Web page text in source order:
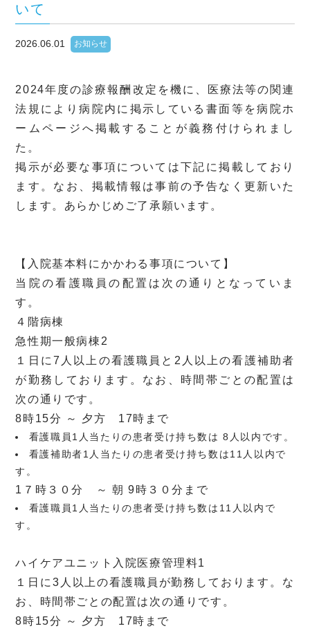
いて
2026.06.01 お知らせ
2024年度の診療報酬改定を機に、医療法等の関連
法規により病院内に掲示している書面等を病院ホ
ームページへ掲載することが義務付けられまし
た。
掲示が必要な事項については下記に掲載しており
ます。なお、掲載情報は事前の予告なく更新いた
します。あらかじめご了承願います。
【入院基本料にかかわる事項について】
当院の看護職員の配置は次の通りとなっていま
す。
４階病棟
急性期一般病棟2
１日に7人以上の看護職員と2人以上の看護補助者
が勤務しております。なお、時間帯ごとの配置は
次の通りです。
8時15分 ～ 夕方 17時まで
看護職員1人当たりの患者受け持ち数は 8人以内です。
看護補助者1人当たりの患者受け持ち数は11人以内で
す。
1７時３０分 ～ 朝 9時３０分まで
看護職員1人当たりの患者受け持ち数は11人以内で
す。
ハイケアユニット入院医療管理料1
１日に3人以上の看護職員が勤務しております。な
お、時間帯ごとの配置は次の通りです。
8時15分 ～ 夕方 17時まで